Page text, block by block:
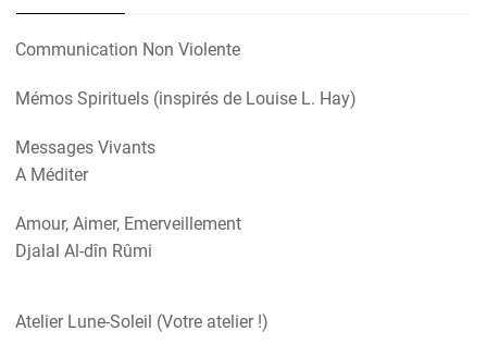
Communication Non Violente
Mémos Spirituels (inspirés de Louise L. Hay)
Messages Vivants
A Méditer
Amour, Aimer, Emerveillement
Djalal Al-dîn Rûmi
Atelier Lune-Soleil (Votre atelier !)